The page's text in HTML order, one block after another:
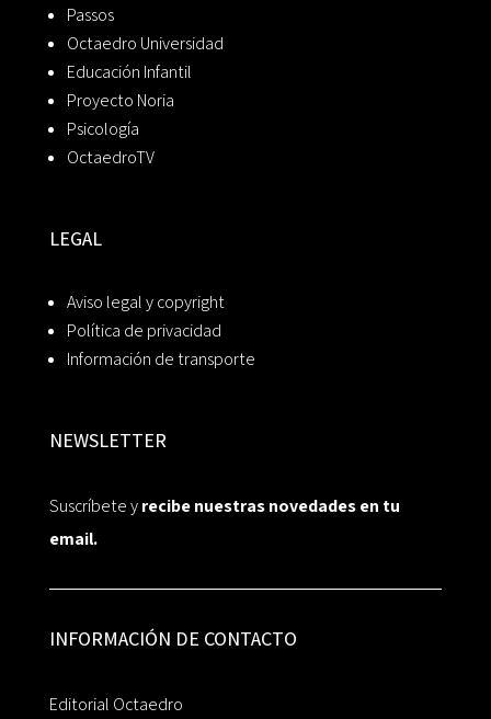
Passos
Octaedro Universidad
Educación Infantil
Proyecto Noria
Psicología
OctaedroTV
LEGAL
Aviso legal y copyright
Política de privacidad
Información de transporte
NEWSLETTER
Suscríbete yrecibe nuestras novedades en tu
email.
INFORMACIÓN DE CONTACTO
Editorial Octaedro